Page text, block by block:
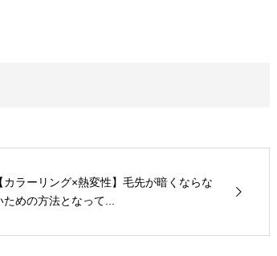
【カラーリング×熱変性】毛先が暗くならな
ための方法となって...